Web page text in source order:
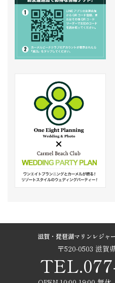
滋賀・琵琶湖マリンレジャ
〒520-0503 滋賀